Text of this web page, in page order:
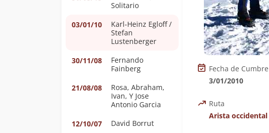
Solitario
03/01/10
Karl-Heinz Egloff /
Stefan
Lustenberger
30/11/08
Fernando
Fainberg
21/08/08
Rosa, Abraham,
Ivan, Y Jose
Antonio Garcia
12/10/07
David Borrut
Fecha de Cumbre
3/01/2010
Ruta
Arista occidental